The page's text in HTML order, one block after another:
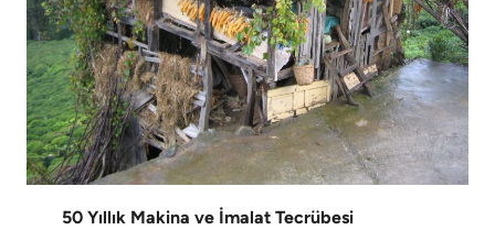
50 Yıllık Makina ve İmalat Tecrübesi